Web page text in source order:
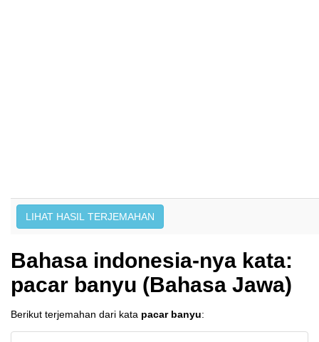
Bahasa indonesia-nya kata:
pacar banyu (Bahasa Jawa)
Berikut terjemahan dari kata pacar banyu: